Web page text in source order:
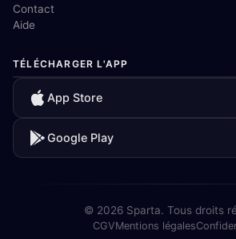
Contact
Aide
TÉLÉCHARGER L'APP
App Store
Google Play
© 2026 Sparta. Tous droits
CGVMentions légales